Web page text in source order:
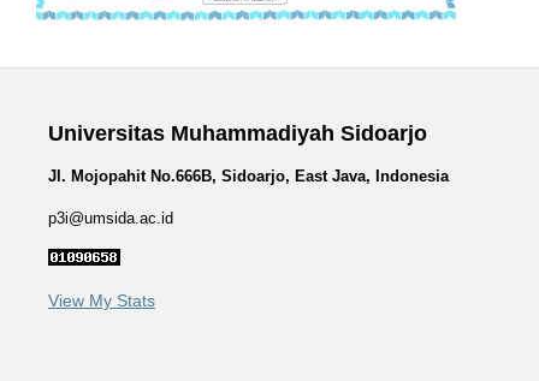
Universitas Muhammadiyah Sidoarjo
Jl. Mojopahit No.666B, Sidoarjo, East Java, Indonesia
p3i@umsida.ac.id
View My Stats